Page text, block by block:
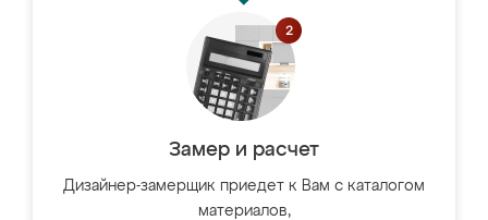
Замер и расчет
Дизайнер-замерщик приедет к Вам с каталогом
материалов,